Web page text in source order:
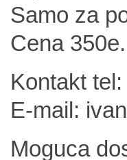
Samo za
Cena 350e.
Kontakt
E-mail:
Moguca